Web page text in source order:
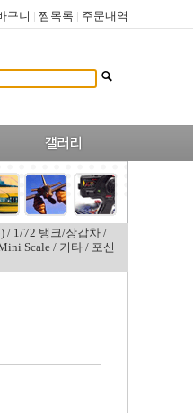
구니 | 찜목록 | 주문내역
/ 1/72 탱크/장갑차 /
Scale/ 기타 / 포신